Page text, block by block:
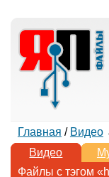
Главная / Видео
Видео
Файлы с тэгом